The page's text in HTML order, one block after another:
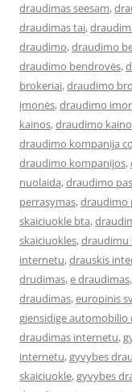
draudimas seesam,
draudimas tai,
draudimo,draudimo
draudimo bendrovės,
brokeriai,draudimo
įmonės,draudimo
kainos,draudimo
draudimo kompanija
draudimo kompanijos,
nuolaida,draudimo
perrasymas,draudimo
skaiciuokle bta,
skaiciuokles,draudimu
internetu,drauskis
drudimas,e draudimas,
draudimas,europinis
gjensidige automobilio
draudimas internetu,
internetu,gyvybes
skaiciuokle,gyvybes